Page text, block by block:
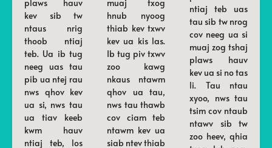
plaws hauv
kev sib tw
ntaus nrig
thoob ntiaj
teb. Ua ib tug
neeg uas tau
pib ua ntej rau
nws qhov kev
ua si, nws tau
ua tiav keeb
kwm hauv
ntiaj teb, los
muaj txog
hnub nyoog
thiab kev txwv
kev ua kis las.
Ib tug piv txwv
zoo kawg
nkaus ntawm
qhov ua tau,
nws tau thawb
cov ciam teb
ntawm kev ua
siab ntev thiab
ntiaj teb uas
tau sib tw nrog
cov neeg ua si
muaj zog tshaj
plaws hauv
kev ua si no tas
li. Tau ntau
xyoo, nws tau
tsim cov ntaub
ntawv sib tw
zoo heev, qhia